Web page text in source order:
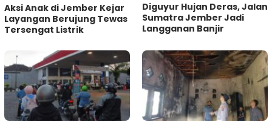
Aksi Anak di Jember Kejar
Layangan Berujung Tewas
Tersengat Listrik
Diguyur Hujan Deras, Jalan
Sumatra Jember Jadi
Langganan Banjir